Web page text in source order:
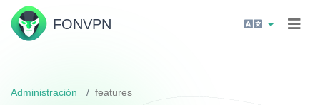
FONVPN
Administración features